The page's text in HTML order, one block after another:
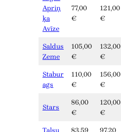
Apriņ
ķa
Avīze
77,00
€
121,00
€
Saldus
Zeme
105,00
€
132,00
€
Stabur
ags
110,00
€
156,00
€
Stars
86,00
€
120,00
€
Talsu
83,59
97,20